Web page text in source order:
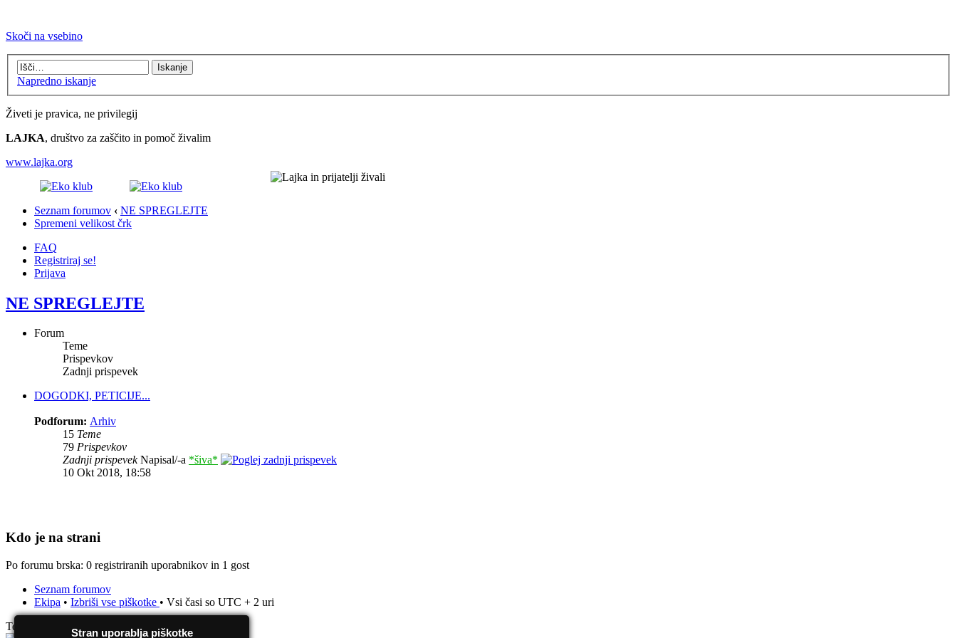
Skoči na vsebino
Napredno iskanje
Živeti je pravica, ne privilegij
LAJKA, društvo za zaščito in pomoč živalim
www.lajka.org
Seznam forumov ‹ NE SPREGLEJTE
Spremeni velikost črk
FAQ
Registriraj se!
Prijava
NE SPREGLEJTE
Forum
Teme
Prispevkov
Zadnji prispevek
DOGODKI, PETICIJE...
Podforum: Arhiv
15 Teme
79 Prispevkov
Zadnji prispevekNapisal/-a *šiva*
10 Okt 2018, 18:58
Kdo je na strani
Po forumu brska: 0 registriranih uporabnikov in 1 gost
Seznam forumov
Ekipa • Izbriši vse piškotke • Vsi časi so UTC + 2 uri
Teče na
phpBB® Forum Software © phpBB Group
Stran uporablja piškotke